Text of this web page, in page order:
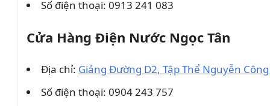
Số điện thoại: 0913 241 083
Cửa Hàng Điện Nước Ngọc Tân
Địa chỉ: Giảng Đường D2, Tập Thể Nguyễn
Số điện thoại: 0904 243 757